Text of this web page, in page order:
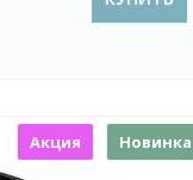
Акция Новинка